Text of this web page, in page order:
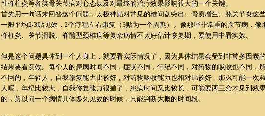
性脊柱炎等各类骨关节病对心态以及对最终的治疗效果影响很大的一个关键。
首先用一句话来回答这个问题，太极神贴对常见的椎间盘突出、骨质增生、膝关节炎这
一般平均2-3贴见效，2个疗程左右康复（3贴为一个周期）。像那些非常重的关节病，像
脊柱炎、关节滑脱、脊髓型颈椎病等复杂病情不太好估计恢复期，要使用中看实效。
但是这个问题具体到一个人身上，就要看实际情况了，因为具体结果会受到非常多因素
结果要看实效。每个人的患病时间不同，症状不同，年纪不同，对药物的吸收也不同，
不同的，年轻人，自我修复能力比较好，对药物吸收能力也相对比较好，那么可能一次
人呢，年纪比较大，自我修复能力很差了，患病时间又比较长，可能要两三盒才见到效
的，所以问一个病情具体多久见效的时候，只能判断大概的时间段。